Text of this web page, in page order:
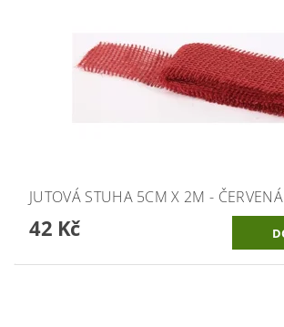
JUTOVÁ STUHA 5CM X 2M - ČERVENÁ
42 Kč